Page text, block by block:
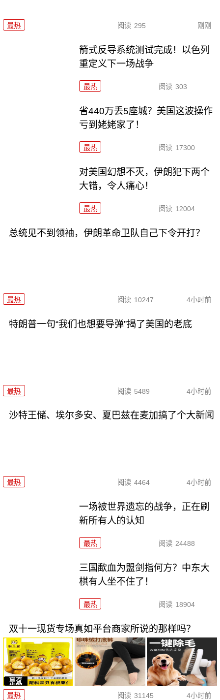
最热 阅读 295 刚刚
箭式反导系统测试完成！以色列
重定义下一场战争
最热 阅读 303
省440万丢5座城？美国这波操作
亏到姥姥家了！
最热 阅读 17300
对美国幻想不灭，伊朗犯下两个
大错，令人痛心！
最热 阅读 12004
总统见不到领袖，伊朗革命卫队自己下令开打？
最热 阅读 10247 4小时前
特朗普一句“我们也想要导弹”揭了美国的老底
最热 阅读 5489 4小时前
沙特王储、埃尔多安、夏巴兹在麦加搞了个大新闻
最热 阅读 4464 4小时前
一场被世界遗忘的战争，正在刷
新所有人的认知
最热 阅读 24488
三国歃血为盟剑指何方？中东大
棋有人坐不住了！
最热 阅读 18904
双十一现货专场真如平台商家所说的那样吗？
最热 阅读 31145 4小时前